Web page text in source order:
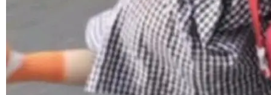
团队都留不住。 但 Thinking Machines 不是唯
一在人才争夺战中失血的公司。六月，Google
连失两员大将：Noam Shazeer 去了 Op...